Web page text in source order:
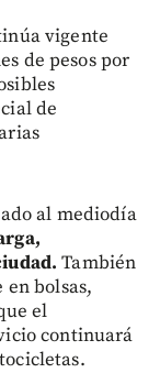
vigente
de pesos por
de
al mediodía
También
bolsas,
el
continuará